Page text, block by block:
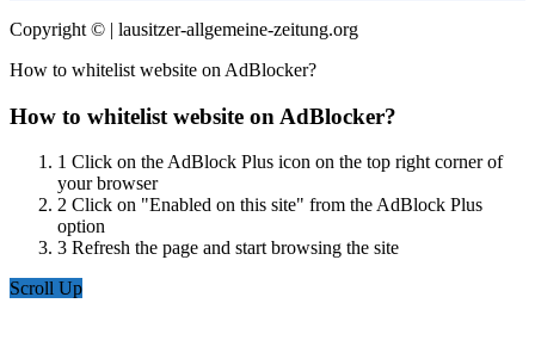
Copyright © | lausitzer-allgemeine-zeitung.org
How to whitelist website on AdBlocker?
How to whitelist website on AdBlocker?
1 Click on the AdBlock Plus icon on the top right corner of
your browser
2 Click on "Enabled on this site" from the AdBlock Plus
option
3 Refresh the page and start browsing the site
Scroll Up